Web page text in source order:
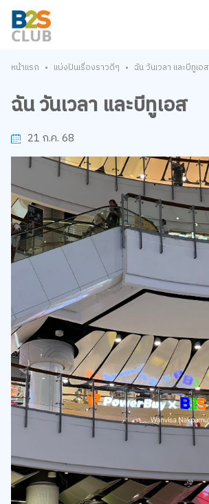
หน้าแรก • แบ่งปันเรื่องราวดีๆ • ฉัน วันเวลา และบีทูเอส
ฉัน วันเวลา และบีทูเอส
21 ก.ค. 68